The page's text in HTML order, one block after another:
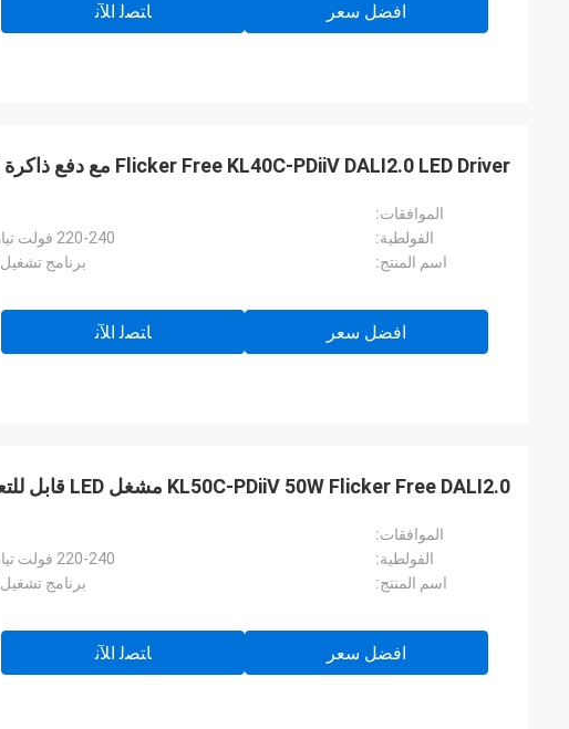
افضل سعر ﺎﺘﺼﻟ ﺍﻶﻧ
Flicker Free KL40C-PDiiV DALI2.0 LED Driver مع دفع ذاكرة DIM
الموافقات:
الفولطية:
220-240 فولت تيار متردد 50 هرتز / 60 هرتز
اسم المنتج:
برنامج تشغيل DALI 2.0 Dimmable LED
افضل سعر ﺎﺘﺼﻟ ﺍﻶﻧ
KL50C-PDiiV 50W Flicker Free DALI2.0 مشغل LED قابل للتعتيم
الموافقات:
الفولطية:
220-240 فولت تيار متردد 50 هرتز / 60 هرتز
اسم المنتج:
برنامج تشغيل DALI 2.0 Dimmable LED
افضل سعر ﺎﺘﺼﻟ ﺍﻶﻧ